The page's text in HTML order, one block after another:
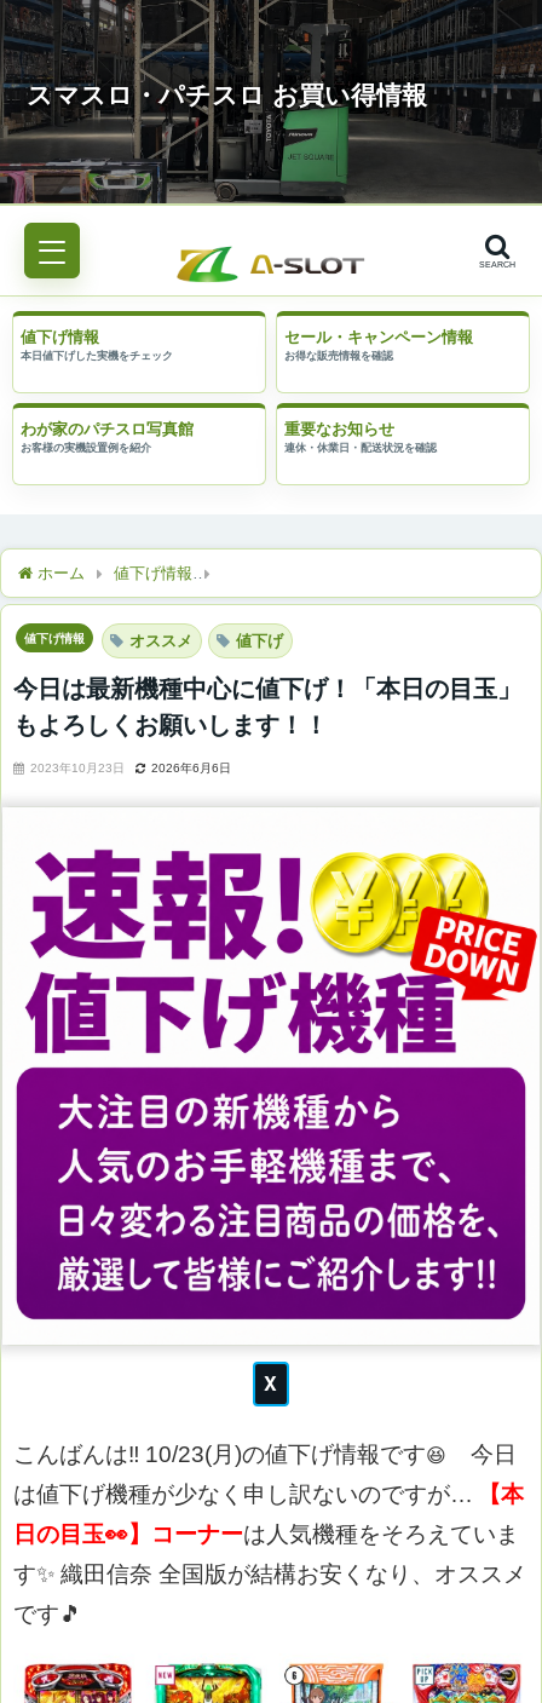
SEARCH
値下げ情報 セール・キャンペーン情報
わが家のパチスロ写真館 重要なお知らせ
ホーム 値下げ情報
値下げ情報 オススメ 値下げ
今日は最新機種中心に値下げ！「本日の目玉」
もよろしくお願いします！！
2023年10月23日 2026年6月6日
こんばんは‼ 10/23(月)の値下げ情報です😆 今日
は値下げ機種が少なく申し訳ないのですが…
【本
日の目玉👀】コーナーは人気機種をそろえていま
す✨ 織田信奈 全国版が結構お安くなり、オススメ
です🎵